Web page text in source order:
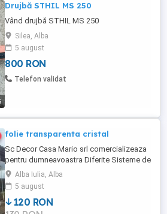
Drujbă STHIL MS 250
Vând drujbă STHIL MS 250
Silea, Alba
5 august
800 RON
Telefon validat
folie transparenta cristal
Sc Decor Casa Mario srl comercializeaza
pentru dumneavoastra Diferite Sisteme de
Inchideri Terase!! 1) sistemul panou capse
bride sistemul panou capse bride se
monteaza in special pe filigori de
lemn,foisoare... sistemul este simplu si
Alba Iulia, Alba
5 august
120 RON